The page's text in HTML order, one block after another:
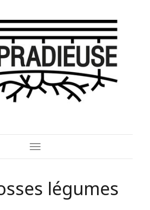
Toggle
Navigation
légumes